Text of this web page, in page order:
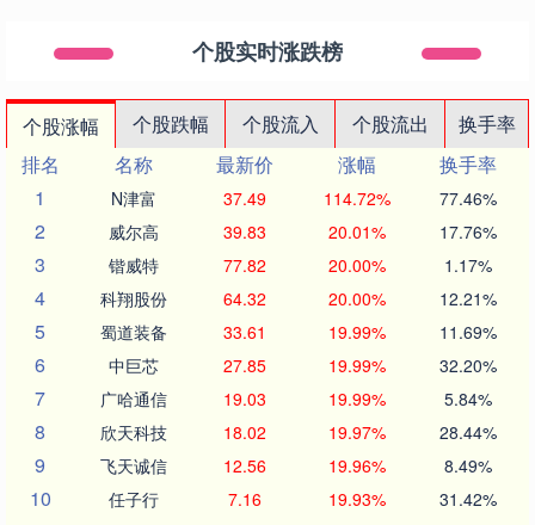
个股实时涨跌榜
个股涨幅 个股跌幅 个股流入 个股流出
换手率
排名
名称 最新价 涨幅
换手率
1
N津富 37.49 114.72% 77.46%
2 威尔高 39.83 20.01% 17.76%
3 锴威特 77.82 20.00% 1.17%
4 科翔股份 64.32 20.00% 12.21%
5 蜀道装备 33.61 19.99% 11.69%
6 中巨芯 27.85 19.99% 32.20%
7 广哈通信 19.03 19.99% 5.84%
8 欣天科技 18.02 19.97% 28.44%
9 飞天诚信 12.56 19.96% 8.49%
10 任子行 7.16 19.93% 31.42%